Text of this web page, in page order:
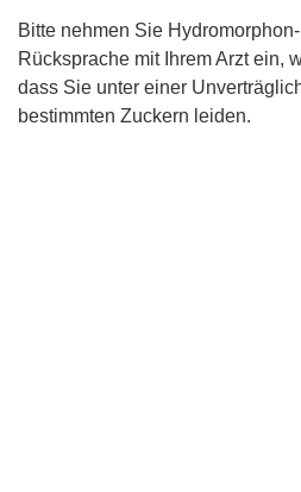
Bitte nehmen Sie
Rücksprache mit Ihrem Arzt ein,
dass Sie unter einer
bestimmten Zuckern leiden.